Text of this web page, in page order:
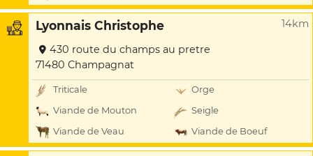
Lyonnais Christophe 14km
430 route du champs au pretre
71480 Champagnat
Triticale
Orge
Viande de Mouton
Seigle
Viande de Veau
Viande de Boeuf